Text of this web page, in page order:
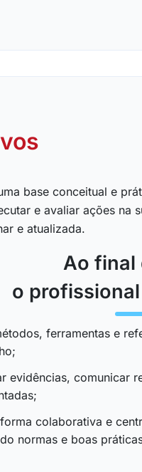
base conceitual e
e avaliar ações na
e atualizada.
Ao final
o
ferramentas e
evidências, comunicar
colaborativa e
normas e boas